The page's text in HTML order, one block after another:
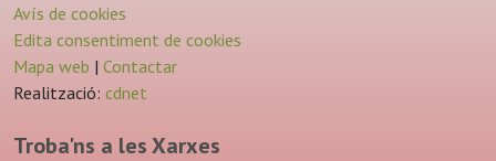
Avís de cookies
Edita consentiment de cookies
Mapa web | Contactar
Realització: cdnet
Troba'ns a les Xarxes